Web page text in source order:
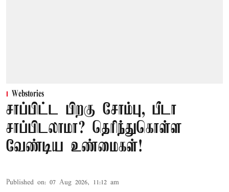
Webstories
சாப்பிட்ட பிறகு சோம்பு, பீடா
சாப்பிடலாமா? தெரிந்துகொள்ள
வேண்டிய உண்மைகள்!
Published on: 07 Aug 2026, 11:12 am